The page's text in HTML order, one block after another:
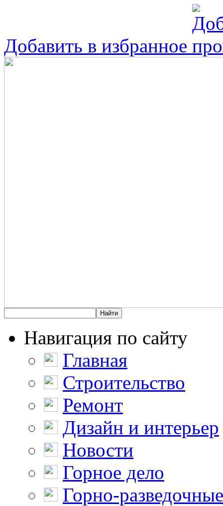
Добавить в избранное
Навигация по сайту
Главная
Строительство
Ремонт
Дизайн и интерьер
Новости
Горное дело
Горно-